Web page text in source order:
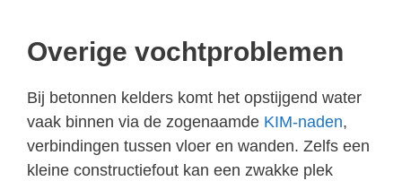
Overige vochtproblemen
Bij betonnen kelders komt het opstijgend water
vaak binnen via de zogenaamde KIM-naden,
verbindingen tussen vloer en wanden. Zelfs een
kleine constructiefout kan een zwakke plek